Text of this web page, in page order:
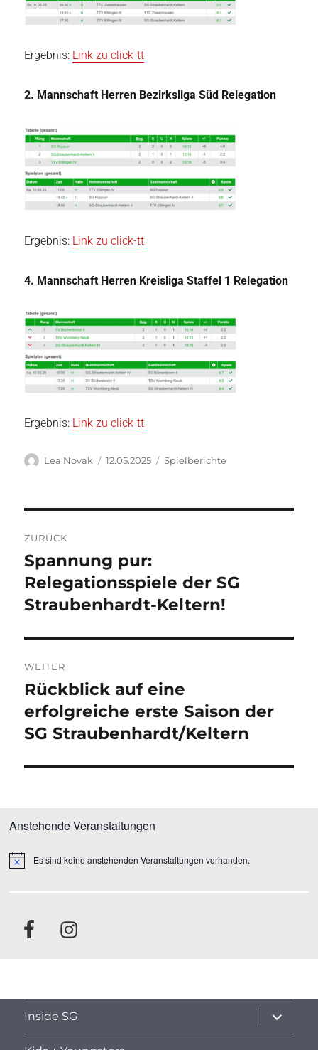
Ergebnis: Link zu click-tt
2. Mannschaft Herren Bezirksliga Süd Relegation
Ergebnis: Link zu click-tt
4. Mannschaft Herren Kreisliga Staffel 1 Relegation
Ergebnis: Link zu click-tt
Autor
Lea Novak
Veröffentlicht
12.05.2025 Kategorien
Spielberichte
ZURÜCK
Vorheriger
Beitrag:
Spannung pur:
Relegationsspiele der SG
Straubenhardt-Keltern!
WEITER
Nächster
Beitrag:
Rückblick auf eine
erfolgreiche erste Saison der
SG Straubenhardt/Keltern
Anstehende Veranstaltungen
H
Es sind keine anstehenden Veranstaltungen vorhanden.
Inside SG
öffnen